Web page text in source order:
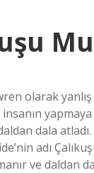
Mu
olarak
dala
adı
ve daldan